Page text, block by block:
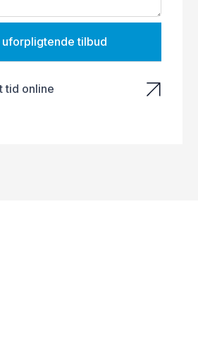
uforpligtende tilbud
tid online